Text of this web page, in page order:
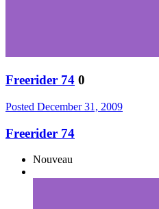
Freerider 74 0
Posted December 31, 2009
Freerider 74
Nouveau